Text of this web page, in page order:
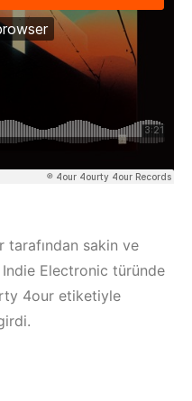
tarafından sakin ve
Electronic türünde
4our etiketiyle